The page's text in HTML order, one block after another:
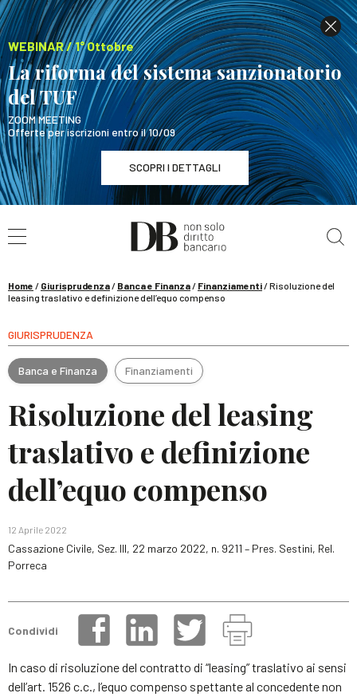
WEBINAR / 1° Ottobre
La riforma del sistema sanzionatorio
del TUF
ZOOM MEETING
Offerte per iscrizioni entro il 10/09
SCOPRI I DETTAGLI
WEBINAR / 1° Ottobre
La riforma del sistema sanzionatorio del TUF
Home / Giurisprudenza/ Banca e Finanza/ Finanziamenti/Risoluzione del
leasing traslativo e definizione dell’equo compenso
GIURISPRUDENZA
Banca e Finanza Finanziamenti
Risoluzione del leasing
traslativo e definizione
dell’equo compenso
12 Aprile 2022
Cassazione Civile, Sez. III, 22 marzo 2022, n. 9211 – Pres. Sestini, Rel.
Porreca
Condividi
In caso di risoluzione del contratto di “leasing” traslativo ai sensi
dell’art. 1526 c.c., l’equo compenso spettante al concedente non